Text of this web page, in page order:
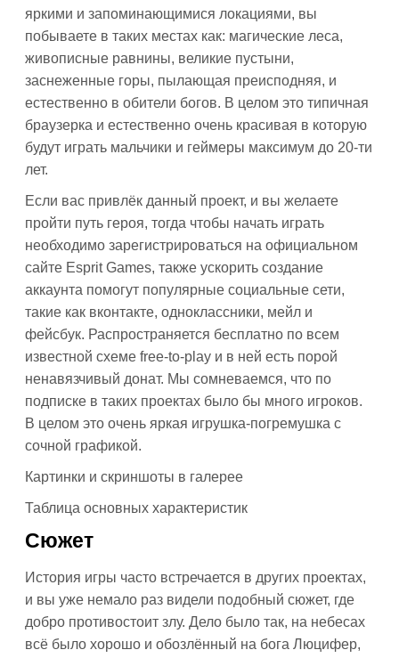
яркими и запоминающимися локациями, вы
побываете в таких местах как: магические леса,
живописные равнины, великие пустыни,
заснеженные горы, пылающая преисподняя, и
естественно в обители богов. В целом это типичная
браузерка и естественно очень красивая в которую
будут играть мальчики и геймеры максимум до 20-ти
лет.
Если вас привлёк данный проект, и вы желаете
пройти путь героя, тогда чтобы начать играть
необходимо зарегистрироваться на официальном
сайте Esprit Games, также ускорить создание
аккаунта помогут популярные социальные сети,
такие как вконтакте, одноклассники, мейл и
фейсбук. Распространяется бесплатно по всем
известной схеме free-to-play и в ней есть порой
ненавязчивый донат. Мы сомневаемся, что по
подписке в таких проектах было бы много игроков.
В целом это очень яркая игрушка-погремушка с
сочной графикой.
Картинки и скриншоты в галерее
Таблица основных характеристик
Сюжет
История игры часто встречается в других проектах,
и вы уже немало раз видели подобный сюжет, где
добро противостоит злу. Дело было так, на небесах
всё было хорошо и обозлённый на бога Люцифер,